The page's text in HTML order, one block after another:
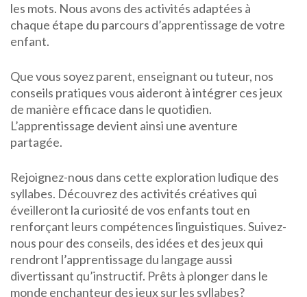
les mots. Nous avons des activités adaptées à
chaque étape du parcours d’apprentissage de votre
enfant.
Que vous soyez parent, enseignant ou tuteur, nos
conseils pratiques vous aideront à intégrer ces jeux
de manière efficace dans le quotidien.
L’apprentissage devient ainsi une aventure
partagée.
Rejoignez-nous dans cette exploration ludique des
syllabes. Découvrez des activités créatives qui
éveilleront la curiosité de vos enfants tout en
renforçant leurs compétences linguistiques. Suivez-
nous pour des conseils, des idées et des jeux qui
rendront l’apprentissage du langage aussi
divertissant qu’instructif. Prêts à plonger dans le
monde enchanteur des jeux sur les syllabes?